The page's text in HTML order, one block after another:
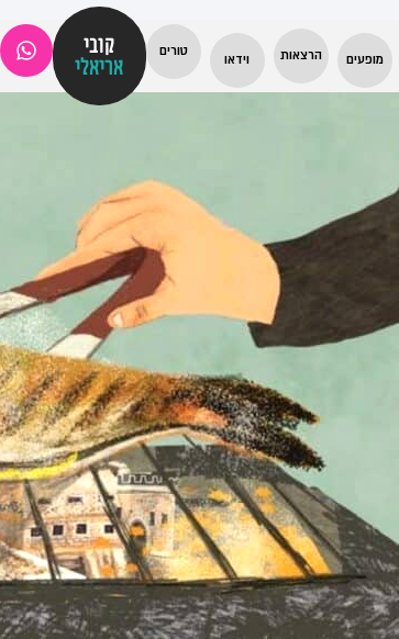
מופעים הרצאות וידאו
טורים
קובי
אריאלי